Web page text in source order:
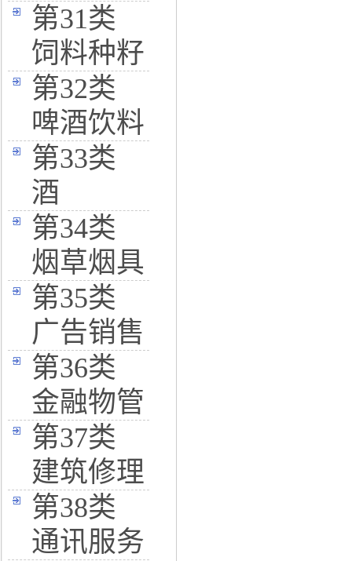
第31类
饲料种籽
第32类
啤酒饮料
第33类
酒
第34类
烟草烟具
第35类
广告销售
第36类
金融物管
第37类
建筑修理
第38类
通讯服务